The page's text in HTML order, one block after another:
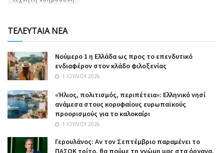
ΤΕΛΕΥΤΑΙΑ ΝΕΑ
Nούμερο 1 η Ελλάδα ως προς το επενδυτικό
ενδιαφέρον στον κλάδο φιλοξενίας
1 ΙΟΥΛΊΟΥ 2026
«Ήλιος, πολιτισμός, περιπέτεια»: Ελληνικό νησί
ανάμεσα στους κορυφαίους ευρωπαϊκούς
προορισμούς για το καλοκαίρι
1 ΙΟΥΛΊΟΥ 2026
Γερουλάνος: Αν τον Σεπτέμβριο παραμένει το
ΠΑΣΟΚ τρίτο, θα πούμε τη γνώμη μας στα όργανα,